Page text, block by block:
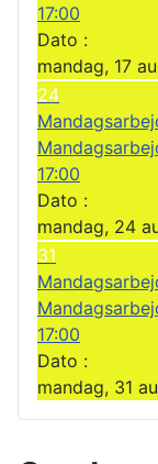
17:00
Dato :
mandag, 17
24
17:00
Dato :
mandag, 24
31
17:00
Dato :
mandag, 31